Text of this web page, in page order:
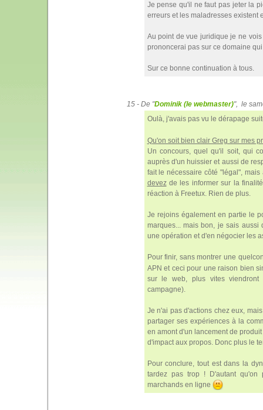
Je pense qu'il ne faut pas jeter la
erreurs et les maladresses existent
Au point de vue juridique je ne
prononcerai pas sur ce domaine
Sur ce bonne continuation à tous.
15 - De "Dominik (le webmaster)", le
Oulà, j'avais pas vu le dérapage
Qu'on soit bien clair Greg sur mes
Un concours, quel qu'il soit, qui
auprès d'un huissier et aussi de
fait le nécessaire côté "légal",
devezde les informer sur la
réaction à Freetux. Rien de plus.
Je rejoins également en partie le
marques... mais bon, je sais
une opération et d'en négocier les
Pour finir, sans montrer une
APN et ceci pour une raison bien
sur le web, plus vites viendront
campagne).
Je n'ai pas d'actions chez eux,
partager ses expériences à la
en amont d'un lancement de
d'impact aux propos. Donc plus le
Pour conclure, tout est dans la
tardez pas trop ! D'autant qu'on
marchands en ligne